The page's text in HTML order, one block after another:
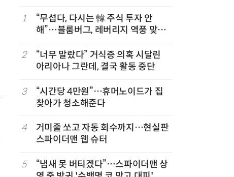
1
“무섭다, 다시는 韓 주식 투자 안
해”…블룸버그, 레버리지 역풍 맞은
2
“너무 말랐다” 거식증 의혹 시달린
아리아나 그란데, 결국 활동 중단
3
“시간당 4만원”…휴머노이드가 집
찾아가 청소해준다
4
거미줄 쏘고 자동 회수까지…현실판
스파이더맨 웹 슈터
5
“냄새 못 버티겠다”…스파이더맨 상